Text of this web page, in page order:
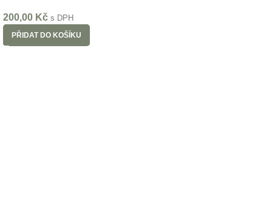
200,00 Kč s DPH
PŘIDAT DO KOŠÍKU